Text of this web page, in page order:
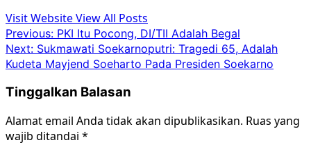
Visit WebsiteView All Posts
Post
navigation
Previous: PKI Itu Pocong, DI/TII Adalah Begal
Next: Sukmawati Soekarnoputri: Tragedi 65, Adalah
Kudeta Mayjend Soeharto Pada Presiden Soekarno
Tinggalkan Balasan
Alamat email Anda tidak akan dipublikasikan. Ruas yang
wajib ditandai *